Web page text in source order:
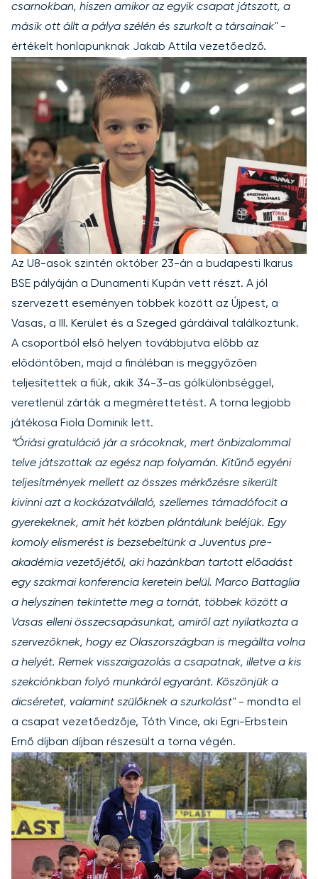
csarnokban, hiszen amikor az egyik csapat játszott, a
másik ott állt a pálya szélén és szurkolt a társainak" -
értékelt honlapunknak Jakab Attila vezetőedző.
Az U8-asok szintén október 23-án a budapesti Ikarus
BSE pályáján a Dunamenti Kupán vett részt. A jól
szervezett eseményen többek között az Újpest, a
Vasas, a III. Kerület és a Szeged gárdáival találkoztunk.
A csoportból első helyen továbbjutva előbb az
elődöntőben, majd a fináléban is meggyőzően
teljesítettek a fiúk, akik 34-3-as gólkülönbséggel,
veretlenül zárták a megmérettetést. A torna legjobb
játékosa Fiola Dominik lett.
“Óriási gratuláció jár a srácoknak, mert önbizalommal
telve játszottak az egész nap folyamán. Kitűnő egyéni
teljesítmények mellett az összes mérkőzésre sikerült
kivinni azt a kockázatvállaló, szellemes támadófocit a
gyerekeknek, amit hét közben plántálunk beléjük. Egy
komoly elismerést is bezsebeltünk a Juventus pre-
akadémia vezetőjétől, aki hazánkban tartott előadást
egy szakmai konferencia keretein belül. Marco Battaglia
a helyszínen tekintette meg a tornát, többek között a
Vasas elleni összecsapásunkat, amiről azt nyilatkozta a
szervezőknek, hogy ez Olaszországban is megállta volna
a helyét. Remek visszaigazolás a csapatnak, illetve a kis
szekciónkban folyó munkáról egyaránt. Köszönjük a
dicséretet, valamint szülőknek a szurkolást" - mondta el
a csapat vezetőedzője, Tóth Vince, aki Egri-Erbstein
Ernő díjban díjban részesült a torna végén.